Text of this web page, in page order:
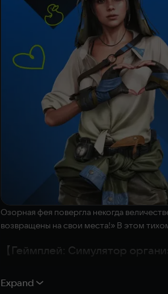
Озорная фея повергла некогда
возвращены на свои места!» В этом
【Геймплей: Симулятор
потусторонний мир до любовных
Expand